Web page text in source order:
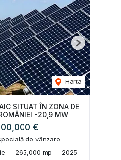
Harta
Next
SITUAT ÎN ZONA DE
-20,9 MW
€
de vânzare
265,000 mp 2025